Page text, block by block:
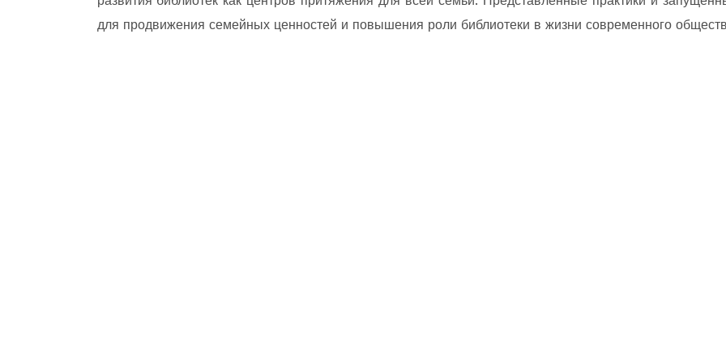
для продвижения семейных ценностей и повышения роли библиотеки в жизни современного